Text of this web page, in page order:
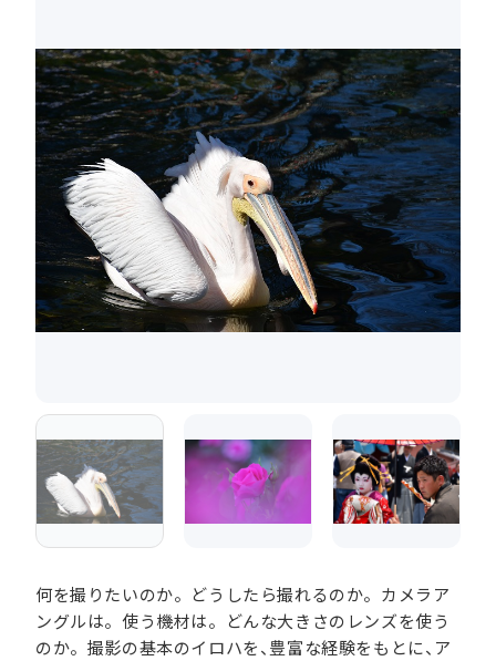
何を撮りたいのか。どうしたら撮れるのか。カメラア
ングルは。使う機材は。どんな大きさのレンズを使う
のか。撮影の基本のイロハを、豊富な経験をもとに、ア